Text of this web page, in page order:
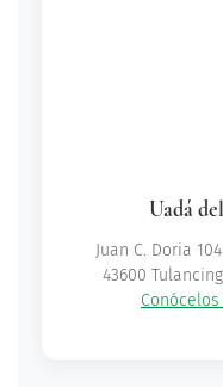
Uadá
Juan C. Doria
43600